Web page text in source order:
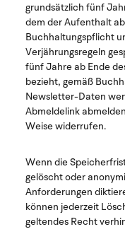
grundsätzlich fünf
dem der Aufenthalt
Buchhaltungspflicht
Verjährungsregeln
fünf Jahre ab Ende
bezieht, gemäß
Newsletter-Daten
Abmeldelink
Weise widerrufen.
Wenn die
gelöscht oder
Anforderungen
können jederzeit
geltendes Recht